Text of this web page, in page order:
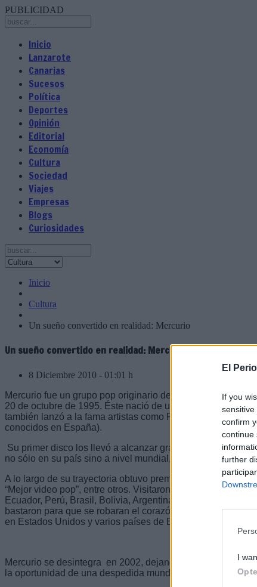
El
If you
confirm
continue
further
I
PUBLICIDAD
Inicio
Lanzarote
Canarias
Sucesos
Política
Deportes
Opinión
Editorial
Economía
Cultura
Sociedad
Viajes
Empresas
Blogs
Curiosidades
Inicio
Cultura
Un sueño convertido en realidad: Mercurio
Un sueño convertido en realidad: Mercurio
8 Diciembre 2010 - 01:01 h
Mercurio fue un grupo pop originario de México formado
20 de octubre de 1995. Éste nació de una idea del
también lanzó a la fama artistas como Fey, Flavio César o
conocidos en España).
Su primer disco los llevó a alcanzar gran popularidad con
no sólo en su país sino a nivel mundial, así empezaba a
A lo largo de su trayectoria obtuvo premios como “Mejor
“Mejor video pop”, entre otros. Visitaron varios países de
Ecuador, Perú, Brasil, Bolivia, Argentina, Venezuela,
bastaron para que se robaran el corazón de las jóvenes
en Estados Unidos y varios países de Europa.
Mercurio se desintegra en 2002, dejando a sus fans con
la oportunidad de una despedida mundial.